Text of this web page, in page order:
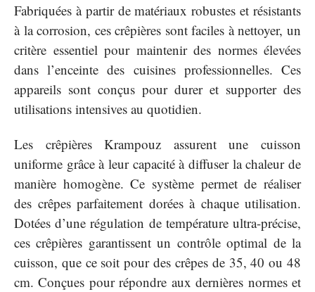
Fabriquées à partir de matériaux robustes et résistants
à la corrosion, ces crêpières sont faciles à nettoyer, un
critère essentiel pour maintenir des normes élevées
dans l’enceinte des cuisines professionnelles. Ces
appareils sont conçus pour durer et supporter des
utilisations intensives au quotidien.
Les crêpières Krampouz assurent une cuisson
uniforme grâce à leur capacité à diffuser la chaleur de
manière homogène. Ce système permet de réaliser
des crêpes parfaitement dorées à chaque utilisation.
Dotées d’une régulation de température ultra-précise,
ces crêpières garantissent un contrôle optimal de la
cuisson, que ce soit pour des crêpes de 35, 40 ou 48
cm. Conçues pour répondre aux dernières normes et